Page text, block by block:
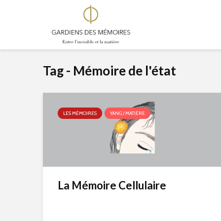
Tag - Mémoire de l'état
LES MÉMOIRES YANG / MATIÈRE
La Mémoire Cellulaire